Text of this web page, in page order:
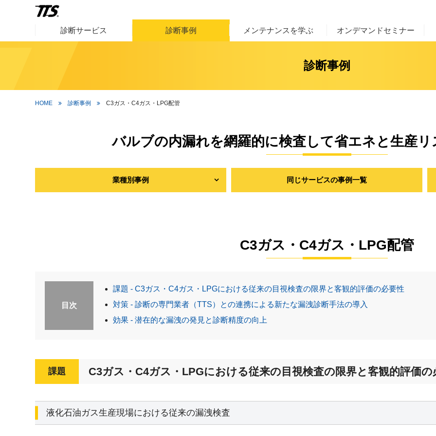
診断サービス 診断事例 メンテナンスを学ぶ オンデマンドセミナー
診断事例
HOME 診断事例 C3ガス・C4ガス・LPG配管
バルブの内漏れを網羅的に検査して省エネと生産
業種別事例 同じサービスの事例一覧
C3ガス・C4ガス・LPG配管
目次
課題 - C3ガス・C4ガス・LPGにおける従来の目視検査の限界と客観的評価の必要性
対策 - 診断の専門業者（TTS）との連携による新たな漏洩診断手法の導入
効果 - 潜在的な漏洩の発見と診断精度の向上
課題 C3ガス・C4ガス・LPGにおける従来の目視検査の限界と客観的評価の
液化石油ガス生産現場における従来の漏洩検査